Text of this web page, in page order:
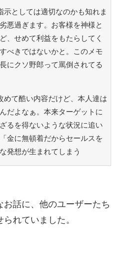
としては適切なのかも知れま
悪過ぎます。お客様を神様と
、せめて利益をもたらしてく
べきではないかと。このメモ
にクソ野郎って罵倒されてる
めて酷い内容だけど、本人達は
だよなぁ。本来ターゲットに
るを得ないような状況に追い
金に無頓着だからセールスを
発想が生まれてしまう
話に、他のユーザーたち
れていました。